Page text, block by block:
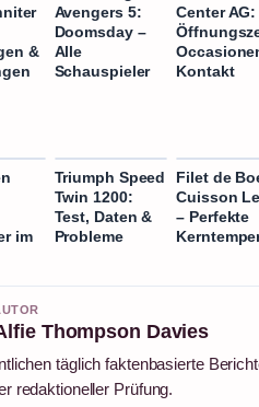
&
Avengers 5:
Doomsday –
Alle
Schauspieler
Center AG:
Kontakt
im
Triumph Speed
Twin 1200:
Test, Daten &
Probleme
Filet de
Cuisson
– Perfekte
Thompson Davies
täglich faktenbasierte
redaktioneller Prüfung.